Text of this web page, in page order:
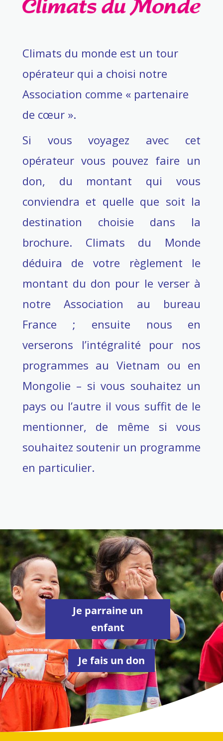
Climats du monde est un tour
opérateur qui a choisi notre
Association comme « partenaire
de cœur ».
Si vous voyagez avec cet
opérateur vous pouvez faire un
don, du montant qui vous
conviendra et quelle que soit la
destination choisie dans la
brochure. Climats du Monde
déduira de votre règlement le
montant du don pour le verser à
notre Association au bureau
France ; ensuite nous en
verserons l’intégralité pour nos
programmes au Vietnam ou en
Mongolie – si vous souhaitez un
pays ou l’autre il vous suffit de le
mentionner, de même si vous
souhaitez soutenir un programme
en particulier.
Je parraine un
enfant
Je fais un don